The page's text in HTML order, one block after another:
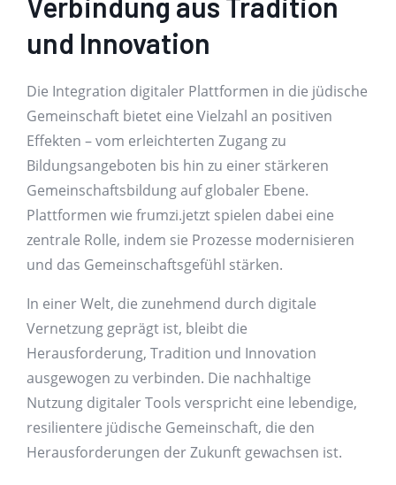
und Innovation
Die Integration digitaler Plattformen in die jüdische
Gemeinschaft bietet eine Vielzahl an positiven
Effekten – vom erleichterten Zugang zu
Bildungsangeboten bis hin zu einer stärkeren
Gemeinschaftsbildung auf globaler Ebene.
Plattformen wie frumzi.jetzt spielen dabei eine
zentrale Rolle, indem sie Prozesse modernisieren
und das Gemeinschaftsgefühl stärken.
In einer Welt, die zunehmend durch digitale
Vernetzung geprägt ist, bleibt die
Herausforderung, Tradition und Innovation
ausgewogen zu verbinden. Die nachhaltige
Nutzung digitaler Tools verspricht eine lebendige,
resilientere jüdische Gemeinschaft, die den
Herausforderungen der Zukunft gewachsen ist.